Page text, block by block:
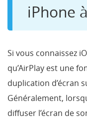
iPhone
Si vous connaissez
qu’AirPlay est une
duplication d’écran
Généralement,
diffuser l’écran de